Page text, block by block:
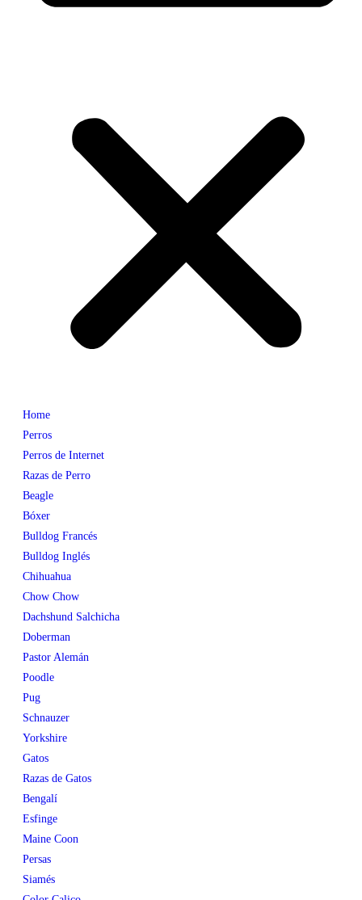
Home
Perros
Perros de Internet
Razas de Perro
Beagle
Bóxer
Bulldog Francés
Bulldog Inglés
Chihuahua
Chow Chow
Dachshund Salchicha
Doberman
Pastor Alemán
Poodle
Pug
Schnauzer
Yorkshire
Gatos
Razas de Gatos
Bengalí
Esfinge
Maine Coon
Persas
Siamés